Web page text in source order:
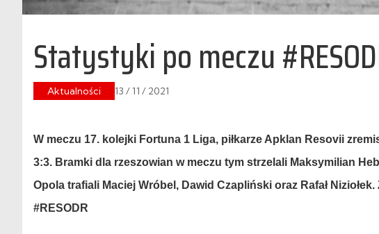
Statystyki po meczu
Aktualności 13 / 11 / 2021
W meczu 17. kolejki Fortuna 1 Liga, piłkarze Apklan Resovii
3:3. Bramki dla rzeszowian w meczu tym strzelali Maksymilian
Opola trafiali Maciej Wróbel, Dawid Czapliński oraz Rafał
#RESODR